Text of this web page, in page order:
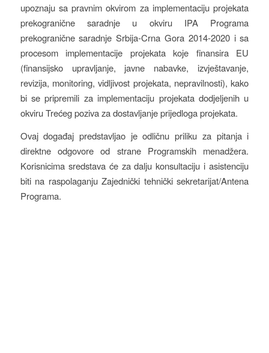
upoznaju sa pravnim okvirom za implementaciju projekata
prekogranične saradnje u okviru IPA Programa
prekogranične saradnje Srbija-Crna Gora 2014-2020 i sa
procesom implementacije projekata koje finansira EU
(finansijsko upravljanje, javne nabavke, izvještavanje,
revizija, monitoring, vidljivost projekata, nepravilnosti), kako
bi se pripremili za implementaciju projekata dodjeljenih u
okviru Trećeg poziva za dostavljanje prijedloga projekata.
Ovaj događaj predstavljao je odličnu priliku za pitanja i
direktne odgovore od strane Programskih menadžera.
Korisnicima sredstava će za dalju konsultaciju i asistenciju
biti na raspolaganju Zajednički tehnički sekretarijat/Antena
Programa.